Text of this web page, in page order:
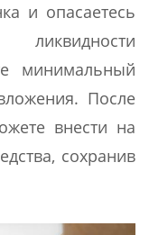
и опасаетесь
минимальный
После
внести на
сохранив